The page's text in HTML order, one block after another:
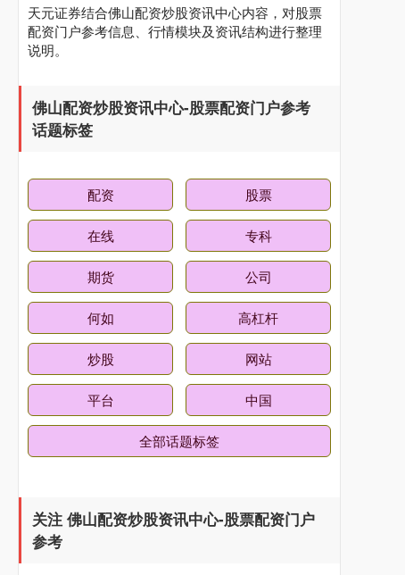
基金指数 7229.80 -1.63 -0.02%
国债指数 229.59 -0.00
天元证券结合佛山配资炒股资讯中心内容，对股票
配资门户参考信息、行情模块及资讯结构进行整理
说明。
佛山配资炒股资讯中心-股票配资门户参考
话题标签
配资 股票
在线 专科
期货 公司
何如 高杠杆
炒股 网站
平台 中国
全部话题标签
关注 佛山配资炒股资讯中心-股票配资门户
参考